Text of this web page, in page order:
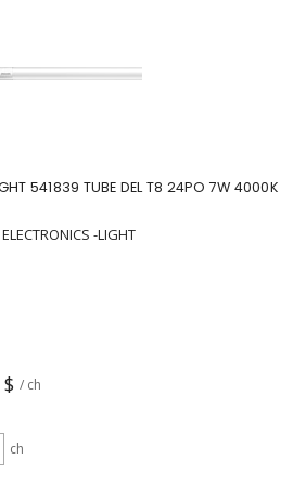
541839 TUBE DEL T8 24PO 7W 4000K
-LIGHT
/ ch
ch